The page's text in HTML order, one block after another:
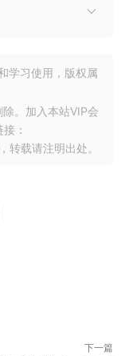
的原生支持。
果硅质Mac上
用的不一致的制
有插件格式的
学习使用，版权属
。加入本站VIP会
：
，转载请注明出处。
下一篇